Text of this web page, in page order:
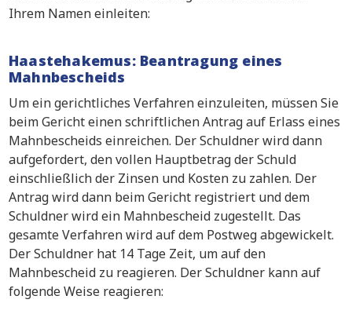
Ihrem Namen einleiten:
Haastehakemus: Beantragung eines
Mahnbescheids
Um ein gerichtliches Verfahren einzuleiten, müssen Sie
beim Gericht einen schriftlichen Antrag auf Erlass eines
Mahnbescheids einreichen. Der Schuldner wird dann
aufgefordert, den vollen Hauptbetrag der Schuld
einschließlich der Zinsen und Kosten zu zahlen. Der
Antrag wird dann beim Gericht registriert und dem
Schuldner wird ein Mahnbescheid zugestellt. Das
gesamte Verfahren wird auf dem Postweg abgewickelt.
Der Schuldner hat 14 Tage Zeit, um auf den
Mahnbescheid zu reagieren. Der Schuldner kann auf
folgende Weise reagieren: